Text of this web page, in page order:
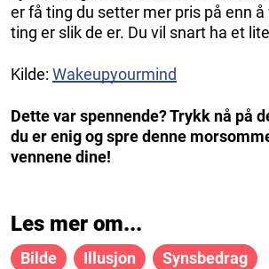
er få ting du setter mer pris på enn
ting er slik de er. Du vil snart ha et
Kilde: Wakeupyourmind
Dette var spennende? Trykk nå på
du er enig og spre denne
vennene dine!
Les mer om...
Bilde Illusjon Synsbedrag